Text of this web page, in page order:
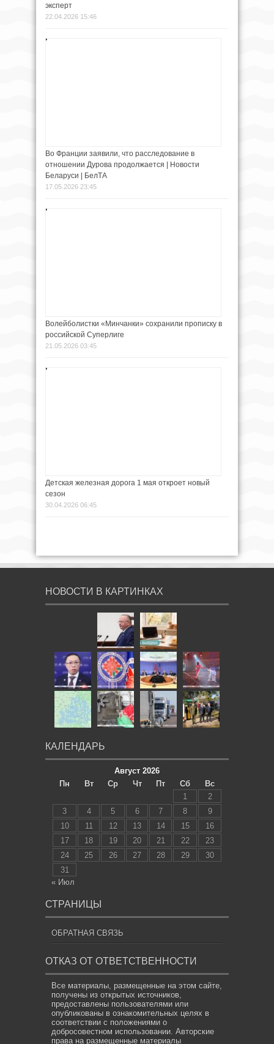
эксперт
22.04.2026 15:46
Во Франции заявили, что расследование в
отношении Дурова продолжается | Новости
Беларуси | БелТА
17.05.2026 23:45
Волейболистки «Минчанки» сохранили прописку в
российской Суперлиге
21.05.2026 03:45
Детская железная дорога 1 мая откроет новый
сезон
30.04.2026 06:45
НОВОСТИ В КАРТИНКАХ
КАЛЕНДАРЬ
Август 2026
Пн
Вт Ср Чт Пт Сб
Вс
1
2
3
4 5 6 7 8
9
10
11 12 13 14 15
16
17
18 19 20 21 22
23
24
25 26 27 28 29
30
31
« Июл
СТРАНИЦЫ
ОБРАТНАЯ СВЯЗЬ
ОТКАЗ ОТ ОТВЕТСТВЕННОСТИ
Все материалы, размещенные на этом сайте,
получены из открытых источников,
предоставлены пользователями или
опубликованы в ознакомительных целях в
соответствии с положениями о
добросовестном использовании. Авторские
права на размещенные материалы